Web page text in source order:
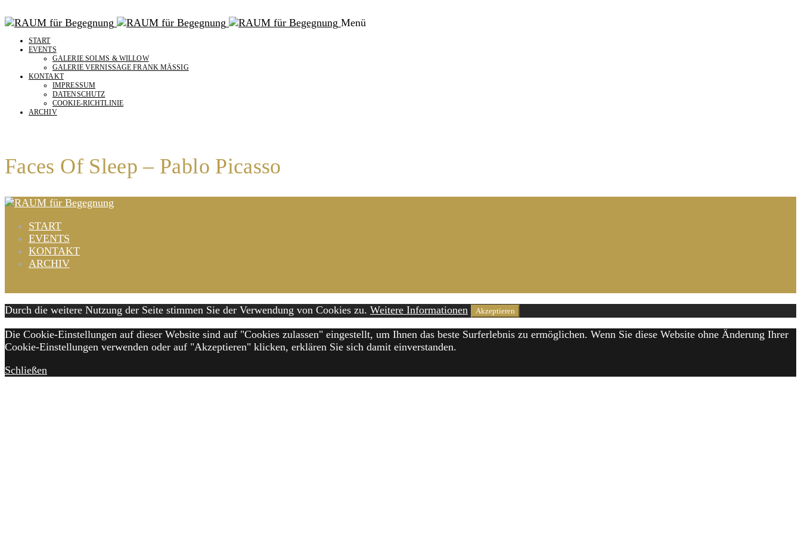
Menü
START
EVENTS
GALERIE SOLMS & WILLOW
GALERIE VERNISSAGE FRANK MÄSSIG
KONTAKT
IMPRESSUM
DATENSCHUTZ
COOKIE-RICHTLINIE
ARCHIV
Faces Of Sleep – Pablo Picasso
START
EVENTS
KONTAKT
ARCHIV
Durch die weitere Nutzung der Seite stimmen Sie der Verwendung von Cookies zu. Weitere Informationen Akzeptieren
Die Cookie-Einstellungen auf dieser Website sind auf "Cookies zulassen" eingestellt, um Ihnen das beste Surferlebnis zu ermöglichen. Wenn Sie diese Website ohne Änderung Ihrer
Cookie-Einstellungen verwenden oder auf "Akzeptieren" klicken, erklären Sie sich damit einverstanden.
Schließen